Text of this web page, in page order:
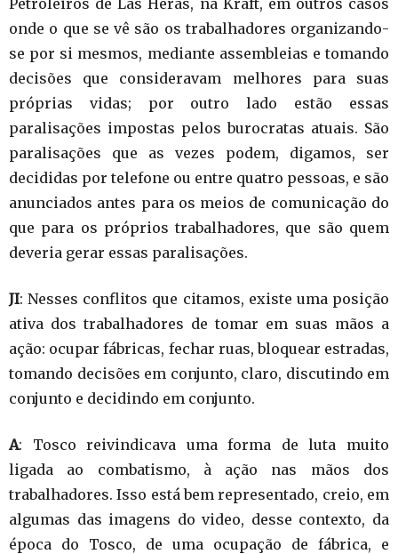
onde o que se vê são os trabalhadores organizando-
se por si mesmos, mediante assembleias e tomando
decisões que consideravam melhores para suas
próprias vidas; por outro lado estão essas
paralisações impostas pelos burocratas atuais. São
paralisações que as vezes podem, digamos, ser
decididas por telefone ou entre quatro pessoas, e são
anunciados antes para os meios de comunicação do
que para os próprios trabalhadores, que são quem
deveria gerar essas paralisações.
JI: Nesses conflitos que citamos, existe uma posição
ativa dos trabalhadores de tomar em suas mãos a
ação: ocupar fábricas, fechar ruas, bloquear estradas,
tomando decisões em conjunto, claro, discutindo em
conjunto e decidindo em conjunto.
A: Tosco reivindicava uma forma de luta muito
ligada ao combatismo, à ação nas mãos dos
trabalhadores. Isso está bem representado, creio, em
algumas das imagens do video, desse contexto, da
época do Tosco, de uma ocupação de fábrica, e